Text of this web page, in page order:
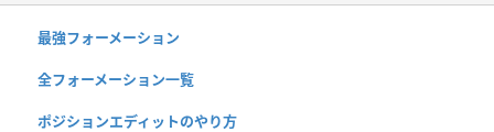
最強フォーメーション
全フォーメーション一覧
ポジションエディットのやり方